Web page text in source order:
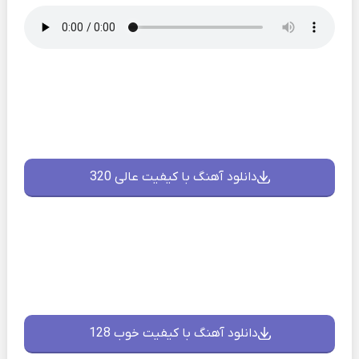
دانلود آهنگ با کیفیت عالی 320
دانلود آهنگ با کیفیت خوب 128